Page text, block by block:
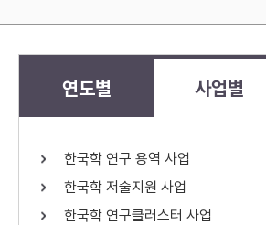
조선 후기
근대
검색 연산자 사용안내
연산자
연도별 사업별
한국학 연구 용역 사업
한국학 저술지원 사업
한국학 연구클러스터 사업